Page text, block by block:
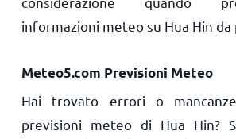
informazioni meteo su Hua Hin da
Meteo5.com Previsioni Meteo
Hai trovato errori o
previsioni meteo di Hua Hin?